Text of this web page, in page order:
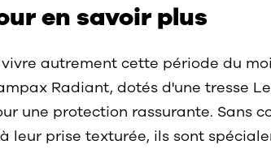
en savoir plus
vivre autrement cette période du
Radiant, dotés d'une tresse
une protection rassurante. Sans
leur prise texturée, ils sont